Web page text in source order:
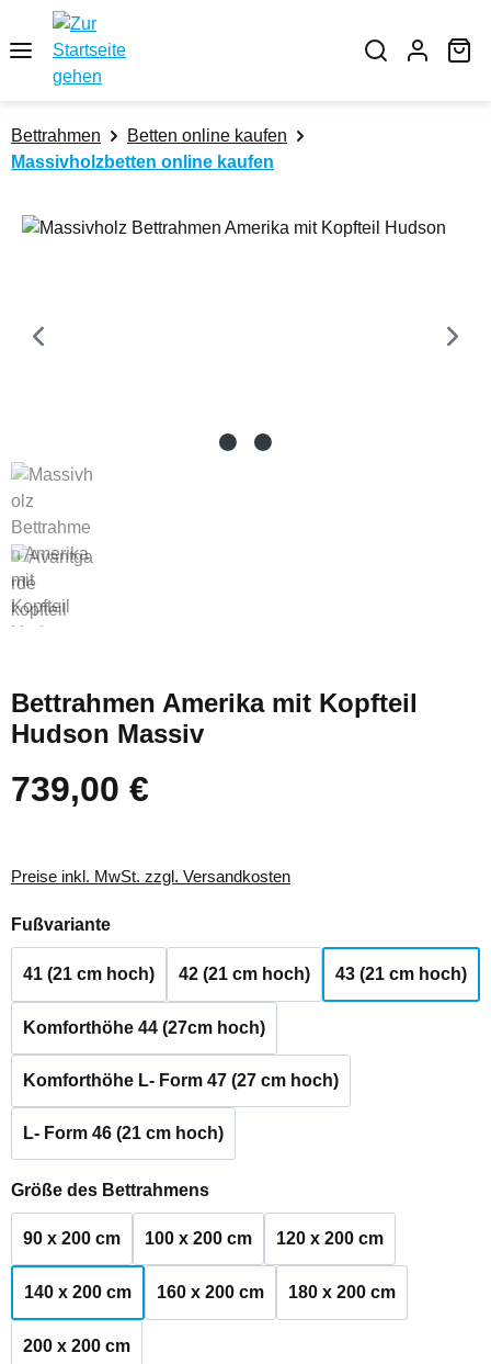
Zum Hauptinhalt springen
Bettrahmen
Betten online kaufen
Massivholzbetten online kaufen
Bildergalerie überspringen
Bettrahmen Amerika mit Kopfteil
Hudson Massiv
Regulärer Preis:
739,00 €
Preise inkl. MwSt. zzgl. Versandkosten
Fußvarianteauswählen
41 (21 cm hoch) 42 (21 cm hoch) 43 (21 cm hoch)
Komforthöhe 44 (27cm hoch)
Komforthöhe L- Form 47 (27 cm hoch)
L- Form 46 (21 cm hoch)
Größe des Bettrahmensauswählen
90 x 200 cm 100 x 200 cm 120 x 200 cm
140 x 200 cm 160 x 200 cm 180 x 200 cm
200 x 200 cm